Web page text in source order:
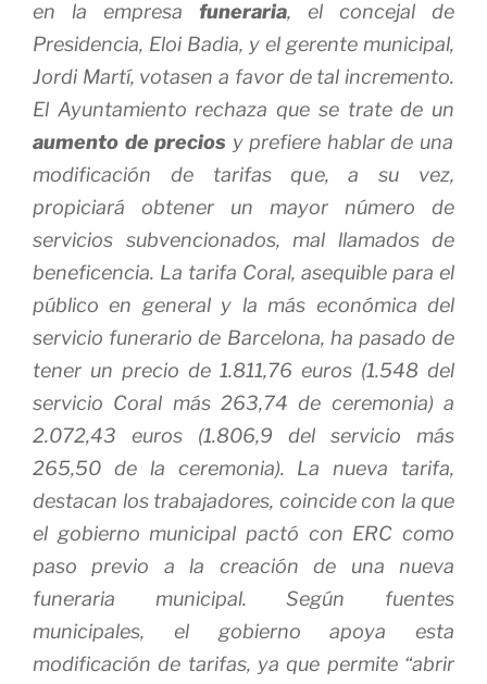
en la empresa funeraria, el concejal de
Presidencia, Eloi Badia, y el gerente municipal,
Jordi Martí, votasen a favor de tal incremento.
El Ayuntamiento rechaza que se trate de un
aumento de precios y prefiere hablar de una
modificación de tarifas que, a su vez,
propiciará obtener un mayor número de
servicios subvencionados, mal llamados de
beneficencia. La tarifa Coral, asequible para el
público en general y la más económica del
servicio funerario de Barcelona, ha pasado de
tener un precio de 1.811,76 euros (1.548 del
servicio Coral más 263,74 de ceremonia) a
2.072,43 euros (1.806,9 del servicio más
265,50 de la ceremonia). La nueva tarifa,
destacan los trabajadores, coincide con la que
el gobierno municipal pactó con ERC como
paso previo a la creación de una nueva
funeraria municipal. Según fuentes
municipales, el gobierno apoya esta
modificación de tarifas, ya que permite “abrir